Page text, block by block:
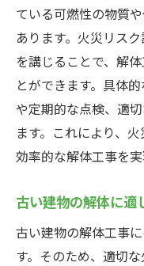
ている可燃性の物質
あります。火災リス
を講じることで、解
とができます。具体
や定期的な点検、適
ます。これにより、
効率的な解体工事を
古い建物の解体に適
古い建物の解体工事
す。そのため、適切